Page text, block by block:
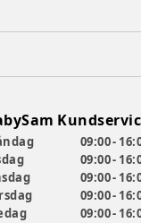
09:00 -
09:00 -
09:00 -
09:00 -
09:00 -